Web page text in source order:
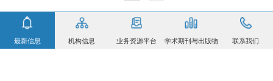
最新信息 机构信息 业务资源平台 学术期刊与出版物 联系我们